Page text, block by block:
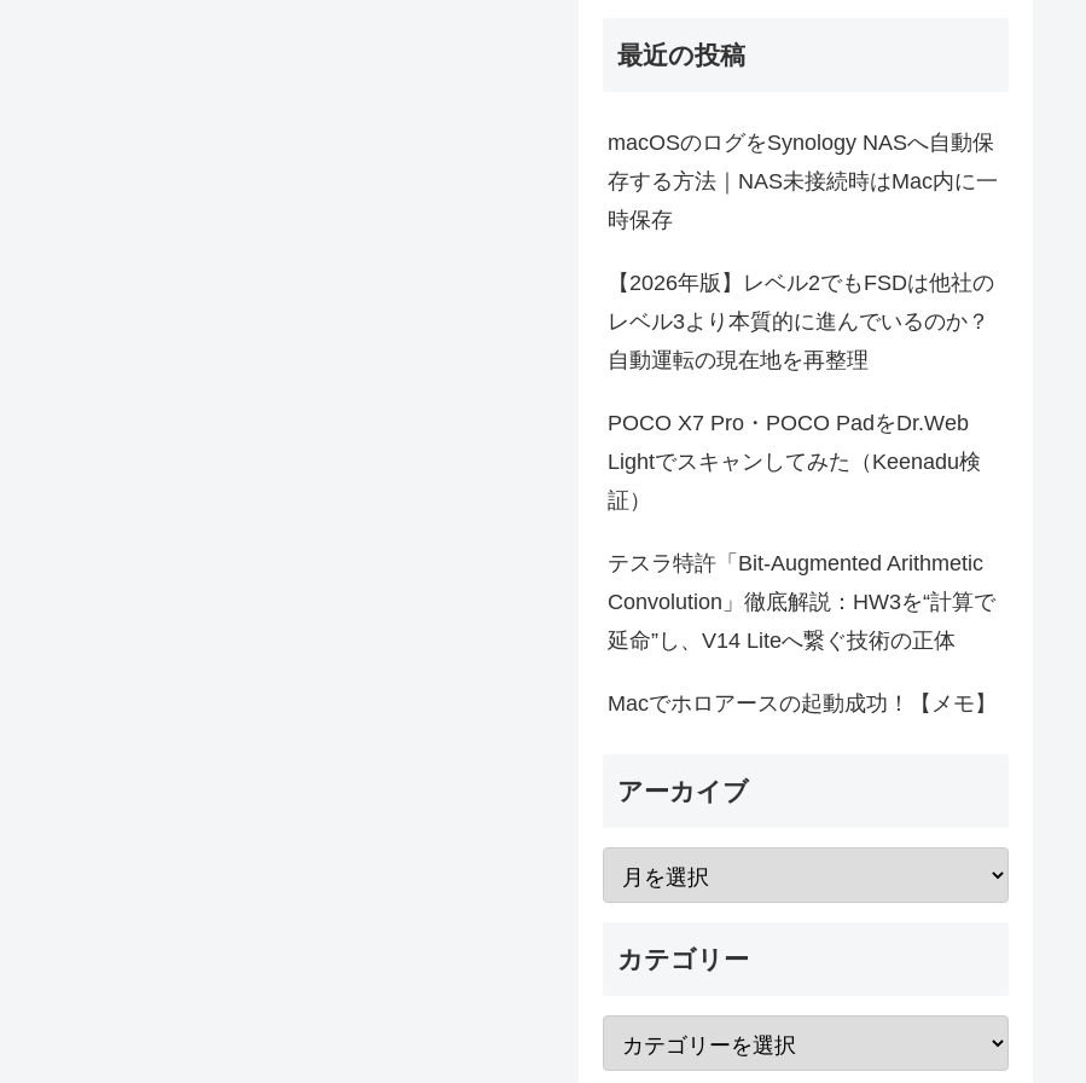
最近の投稿
macOSのログをSynology NASへ自動保
存する方法｜NAS未接続時はMac内に一
時保存
【2026年版】レベル2でもFSDは他社の
レベル3より本質的に進んでいるのか？
自動運転の現在地を再整理
POCO X7 Pro・POCO PadをDr.Web
Lightでスキャンしてみた（Keenadu検
証）
テスラ特許「Bit-Augmented Arithmetic
Convolution」徹底解説：HW3を“計算で
延命”し、V14 Liteへ繋ぐ技術の正体
Macでホロアースの起動成功！【メモ】
アーカイブ
カテゴリー